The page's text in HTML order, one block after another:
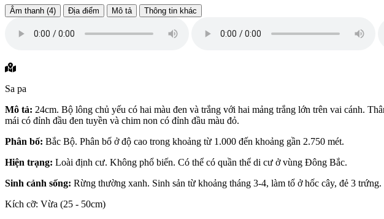
Âm thanh (4) Địa điểm Mô tả Thông tin khác
Sa pa
Mô tả: 24cm. Bộ lông chủ yếu có hai màu đen và trắng với hai mảng trắng lớn trên vai cánh.
mái có đỉnh đầu đen tuyền và chim non có đỉnh đầu màu đỏ.
Phân bố: Bắc Bộ. Phân bố ở độ cao trong khoảng từ 1.000 đến khoảng gần 2.750 mét.
Hiện trạng: Loài định cư. Không phổ biến. Có thể có quần thể di cư ở vùng Đông Bắc.
Sinh cảnh sống: Rừng thường xanh. Sinh sản từ khoảng tháng 3-4, làm tổ ở hốc cây, đẻ 3 trứng.
Kích cỡ: Vừa (25 - 50cm)